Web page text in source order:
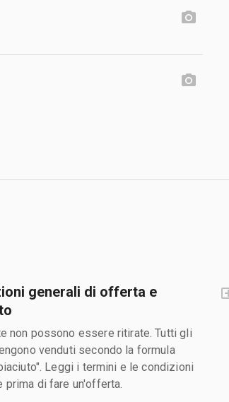
generali di offerta e
non possono essere ritirate. Tutti gli
venduti secondo la formula
Leggi i termini e le condizioni
prima di fare un'offerta.